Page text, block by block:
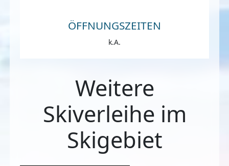
ÖFFNUNGSZEITEN
k.A.
Weitere
Skiverleihe im
Skigebiet